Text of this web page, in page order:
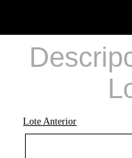
Lote Anterior